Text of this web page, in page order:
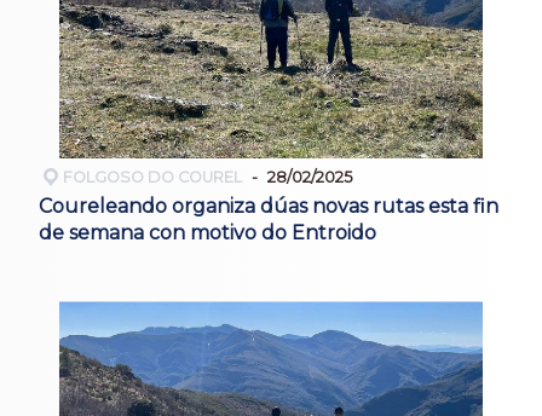
FOLGOSO DO COUREL 28/02/2025
Coureleando organiza dúas novas rutas esta fin
de semana con motivo do Entroido